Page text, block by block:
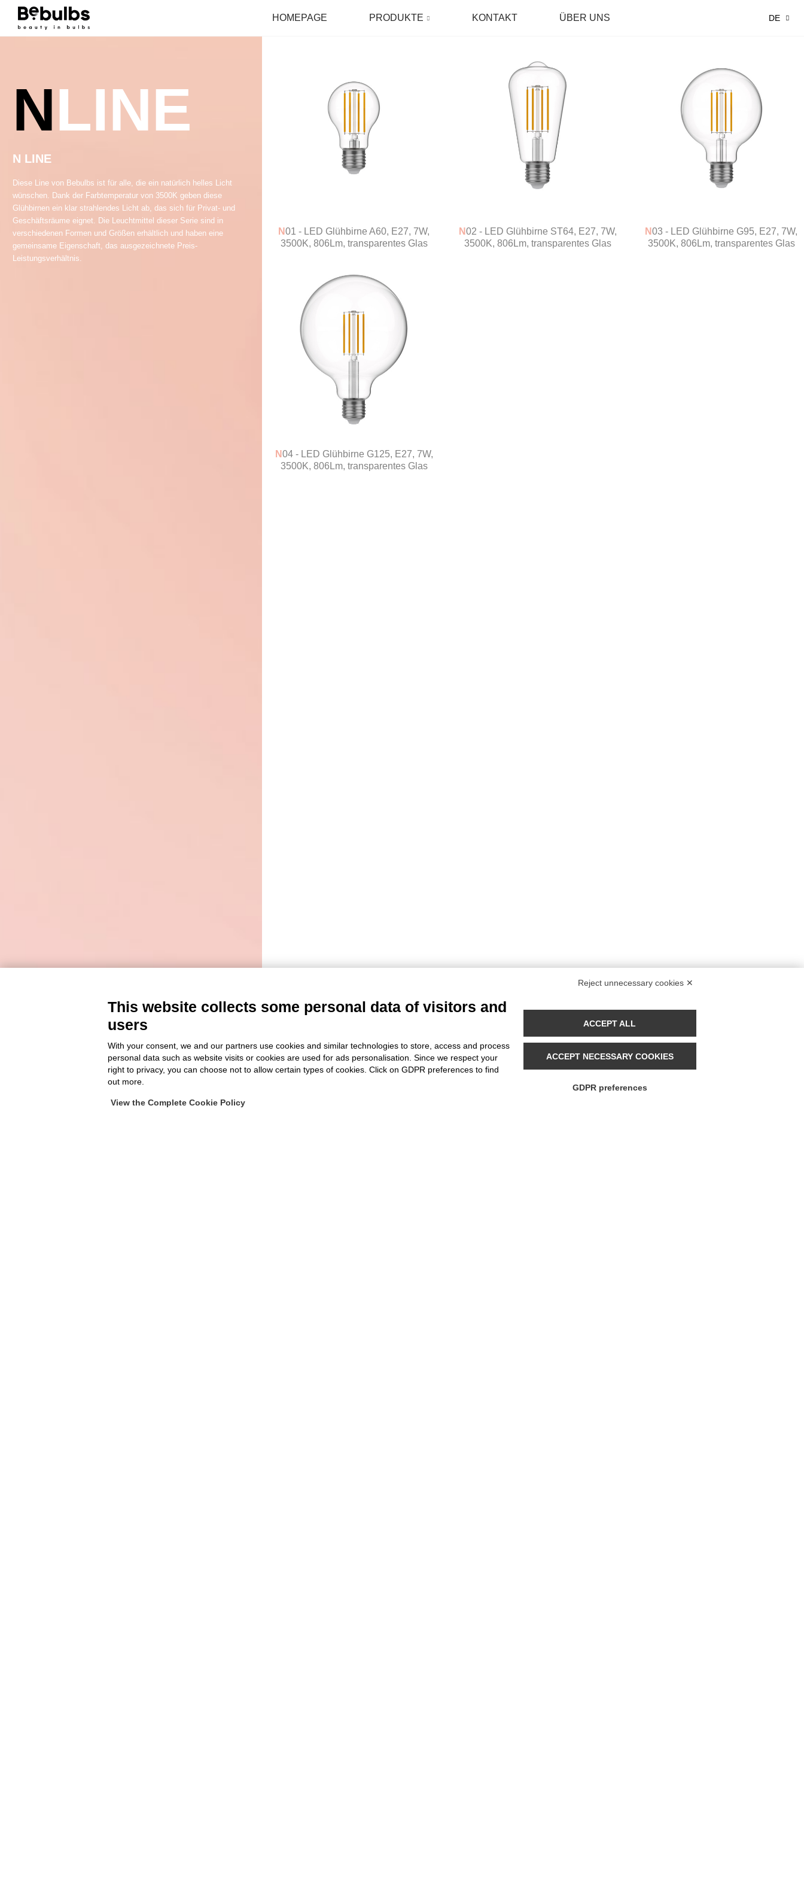
HOMEPAGE PRODUKTE KONTAKT ÜBER UNS DE
N01 - LED Glühbirne A60, E27, 7W,
3500K, 806Lm, transparentes Glas
N02 - LED Glühbirne ST64, E27, 7W,
3500K, 806Lm, transparentes Glas
N03 - LED Glühbirne G95, E27, 7W,
3500K, 806Lm, transparentes Glas
N04 - LED Glühbirne G125, E27, 7W,
3500K, 806Lm, transparentes Glas
NLINE
N LINE
Diese Line von Bebulbs ist für alle, die ein natürlich helles Licht
wünschen. Dank der Farbtemperatur von 3500K geben diese
Glühbirnen ein klar strahlendes Licht ab, das sich für Privat- und
Geschäftsräume eignet. Die Leuchtmittel dieser Serie sind in
verschiedenen Formen und Größen erhältlich und haben eine
gemeinsame Eigenschaft, das ausgezeichnete Preis-
Leistungsverhältnis.
Reject unnecessary cookies ✕
This website collects some personal data of visitors and
users
With your consent, we and our partners use cookies and similar technologies to store, access and process
personal data such as website visits or cookies are used for ads personalisation. Since we respect your
right to privacy, you can choose not to allow certain types of cookies. Click on GDPR preferences to find
out more.
View the Complete Cookie Policy
ACCEPT ALL
ACCEPT NECESSARY COOKIES
GDPR preferences